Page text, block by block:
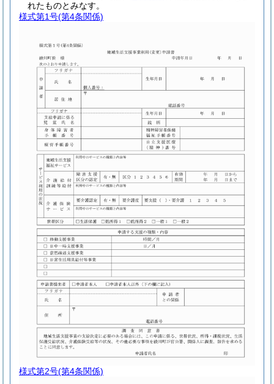
れたものとみなす。
様式第1号(第4条関係)
様式第2号(第4条関係)